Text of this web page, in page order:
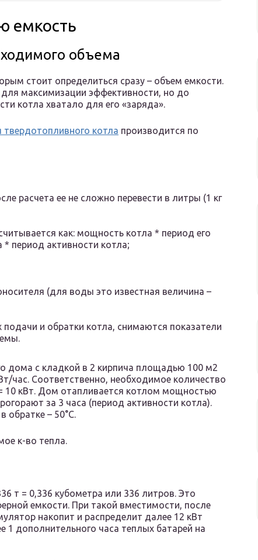
емкость
объема
стоит определиться сразу – объем емкости.
максимизации эффективности, но до
котла хватало для его «заряда».
твердотопливного котла производится по
расчета ее не сложно перевести в литры (1 кг
как: мощность котла * период его
период активности котла;
(для воды это известная величина –
подачи и обратки котла, снимаются показатели
дома с кладкой в 2 кирпича площадью 100 м2
час. Соответственно, необходимое количество
10 кВт. Дом отапливается котлом мощностью
за 3 часа (период активности котла).
обратке – 50°C.
к-во тепла.
т = 0,336 кубометра или 336 литров. Это
емкости. При такой вместимости, после
накопит и распределит далее 12 кВт
1 дополнительного часа теплых батарей на